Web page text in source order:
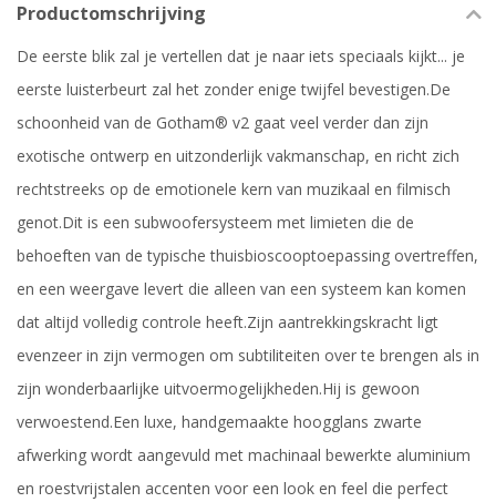
Productomschrijving
De eerste blik zal je vertellen dat je naar iets speciaals kijkt... je
eerste luisterbeurt zal het zonder enige twijfel bevestigen.De
schoonheid van de Gotham® v2 gaat veel verder dan zijn
exotische ontwerp en uitzonderlijk vakmanschap, en richt zich
rechtstreeks op de emotionele kern van muzikaal en filmisch
genot.Dit is een subwoofersysteem met limieten die de
behoeften van de typische thuisbioscooptoepassing overtreffen,
en een weergave levert die alleen van een systeem kan komen
dat altijd volledig controle heeft.Zijn aantrekkingskracht ligt
evenzeer in zijn vermogen om subtiliteiten over te brengen als in
zijn wonderbaarlijke uitvoermogelijkheden.Hij is gewoon
verwoestend.Een luxe, handgemaakte hoogglans zwarte
afwerking wordt aangevuld met machinaal bewerkte aluminium
en roestvrijstalen accenten voor een look en feel die perfect